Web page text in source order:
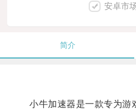
安卓市
简介
小牛加速器是一款专为游